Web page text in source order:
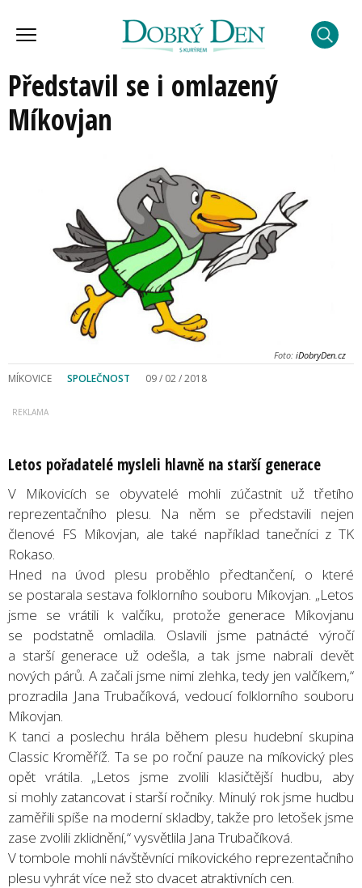
Představil se i omlazený
Míkovjan
Foto: iDobryDen.cz
MÍKOVICE SPOLEČNOST 09 / 02 / 2018
Letos pořadatelé mysleli hlavně na starší generace
V Míkovicích se obyvatelé mohli zúčastnit už třetího
reprezentačního plesu. Na něm se představili nejen
členové FS Míkovjan, ale také například tanečníci z TK
Rokaso.
Hned na úvod plesu proběhlo předtančení, o které
se postarala sestava folklorního souboru Míkovjan. „Letos
jsme se vrátili k valčíku, protože generace Míkovjanu
se podstatně omladila. Oslavili jsme patnácté výročí
a starší generace už odešla, a tak jsme nabrali devět
nových párů. A začali jsme nimi zlehka, tedy jen valčíkem,“
prozradila Jana Trubačíková, vedoucí folklorního souboru
Míkovjan.
K tanci a poslechu hrála během plesu hudební skupina
Classic Kroměříž. Ta se po roční pauze na míkovický ples
opět vrátila. „Letos jsme zvolili klasičtější hudbu, aby
si mohly zatancovat i starší ročníky. Minulý rok jsme hudbu
zaměřili spíše na moderní skladby, takže pro letošek jsme
zase zvolili zklidnění,“ vysvětlila Jana Trubačíková.
V tombole mohli návštěvníci míkovického reprezentačního
plesu vyhrát více než sto dvacet atraktivních cen.